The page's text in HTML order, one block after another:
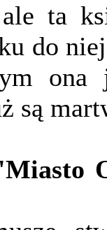
ta
do
są